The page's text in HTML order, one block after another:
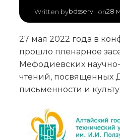
Written bybdsserv on28
27 мая 2022 года в
прошло пленарное
Мефодиевских
чтений, посвященных
письменности и